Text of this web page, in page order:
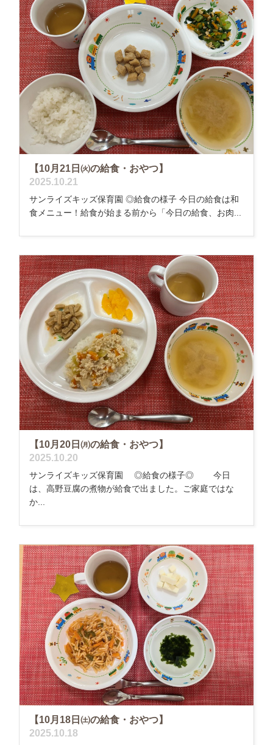
【10月21日㈫の給食・おやつ】
2025.10.21
サンライズキッズ保育園 ◎給食の様子 今日の給食は和
食メニュー！給食が始まる前から「今日の給食、お肉...
【10月20日㈪の給食・おやつ】
2025.10.20
サンライズキッズ保育園 ◎給食の様子◎ 今日
は、高野豆腐の煮物が給食で出ました。ご家庭ではな
か...
【10月18日㈯の給食・おやつ】
2025.10.18